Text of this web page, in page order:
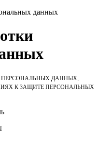
данных
ДАННЫХ,
К ЗАЩИТЕ ПЕРСОНАЛЬНЫХ